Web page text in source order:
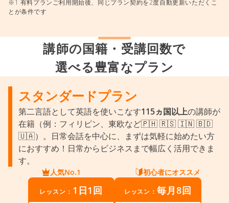
※1 有料プランご利用開始後、同じプラン契約を2度自動更新いただくこ
とが条件です
講師の国籍・受講回数で
選べる豊富なプラン
スタンダードプラン
第二言語として英語を使いこなす115ヵ国以上の講師が
在籍（例：フィリピン、東欧など🇵🇭 🇷🇸 🇮🇳 🇧🇩
🇺🇦）。日常会話を中心に、まずは気軽に始めたい方
におすすめ！日常からビジネスまで幅広く活用できま
す。
人気No.1 初心者にオススメ
レッスン： 1日1回 レッスン：毎月8回